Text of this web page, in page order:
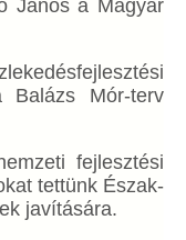
János a Magyar
Balázs Mór-terv
fejlesztési
tettünk Észak-
javítására.